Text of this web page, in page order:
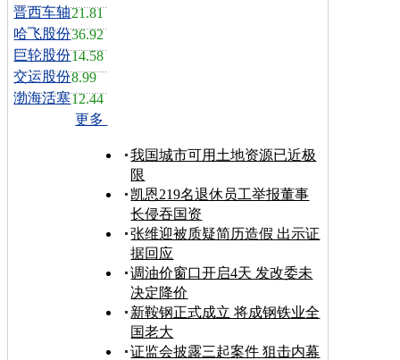
晋西车轴21.81
哈飞股份36.92
巨轮股份14.58
交运股份8.99
渤海活塞12.44
更多
我国城市可用土地资源已近极
限
凯恩219名退休员工举报董事
长侵吞国资
张维迎被质疑简历造假 出示证
据回应
调油价窗口开启4天 发改委未
决定降价
新鞍钢正式成立 将成钢铁业全
国老大
证监会披露三起案件 狙击内幕